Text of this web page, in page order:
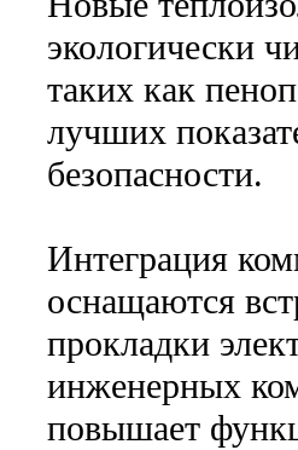
экологически
таких как
лучших
безопасности.
Интеграция
оснащаются
прокладки
инженерных
повышает